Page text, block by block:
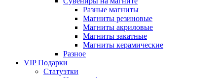
Разные магниты
Магниты резиновые
Магниты акриловые
Магниты закатные
Магниты керамические
Разное
VIP Подарки
Статуэтки